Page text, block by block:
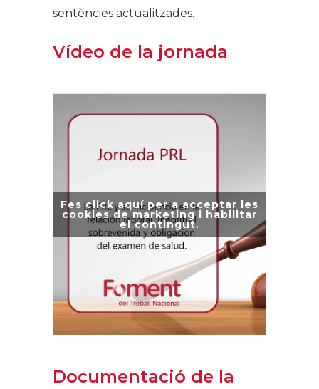
sentències actualitzades.
Vídeo de la jornada
Fes click aquí per a acceptar les
cookies de marketing i habilitar
el contingut.
Documentació de la